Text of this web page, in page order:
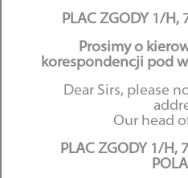
czerwiec 2023
kwiecień 2023
marzec 2023
grudzień 2022
wrzesień 2022
PLAC ZGODY 1/H,
Prosimy o
korespondencji pod
Dear Sirs, please
Our head
PLAC ZGODY 1/H,